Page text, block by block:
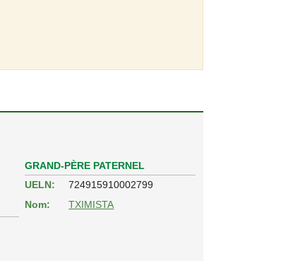
GRAND-PÈRE PATERNEL
UELN:
724915910002799
Nom:
TXIMISTA